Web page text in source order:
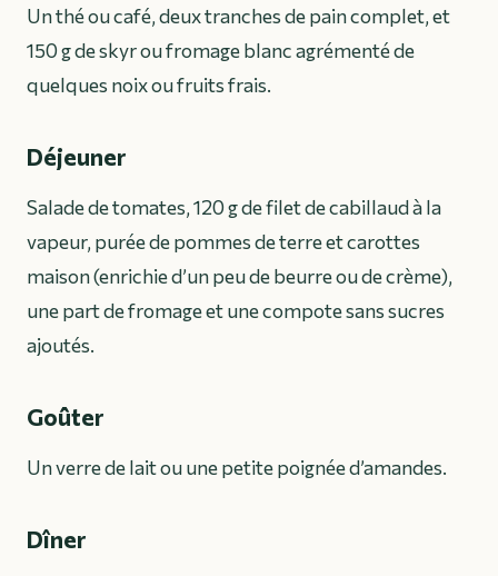
Un thé ou café, deux tranches de pain complet, et
150 g de skyr ou fromage blanc agrémenté de
quelques noix ou fruits frais.
Déjeuner
Salade de tomates, 120 g de filet de cabillaud à la
vapeur, purée de pommes de terre et carottes
maison (enrichie d’un peu de beurre ou de crème),
une part de fromage et une compote sans sucres
ajoutés.
Goûter
Un verre de lait ou une petite poignée d’amandes.
Dîner